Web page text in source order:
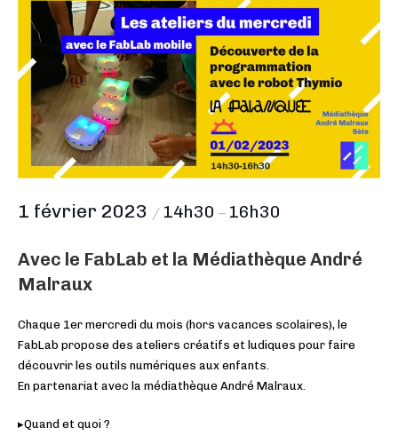
1 février 2023 / 14h30 – 16h30
Avec le FabLab et la Médiathèque André
Malraux
Chaque 1er mercredi du mois (hors vacances scolaires), le
FabLab propose des ateliers créatifs et ludiques pour faire
découvrir les outils numériques aux enfants.
En partenariat avec la médiathèque André Malraux.
▸Quand et quoi ?